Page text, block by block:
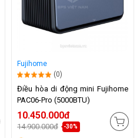
Fujihome
(0)
Điều hòa di động mini Fujihome
PAC06-Pro (5000BTU)
10.450.000đ
14.900.000đ -30%